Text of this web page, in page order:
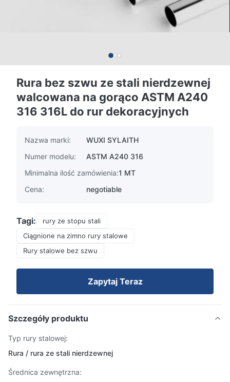
Rura bez szwu ze stali nierdzewnej
walcowana na gorąco ASTM A240
316 316L do rur dekoracyjnych
Nazwa marki:
WUXI SYLAITH
Numer modelu:
ASTM A240 316
Minimalna ilość zamówienia:1 MT
Cena:
negotiable
Tagi:
rury ze stopu stali
Ciągnione na zimno rury stalowe
Rury stalowe bez szwu
Zapytaj Teraz
Szczegóły produktu
Typ rury stalowej:
Rura / rura ze stali nierdzewnej
Średnica zewnętrzna: